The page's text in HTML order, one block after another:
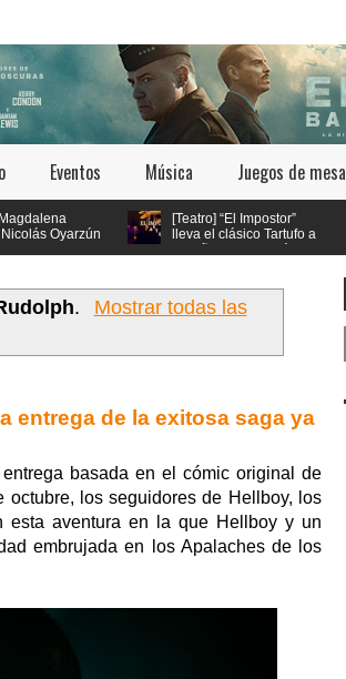
Eventos Música Juegos de mesa
Oyarzún
[Teatro] “El Impostor”
lleva el clásico Tartufo a
.
Mostrar todas las
entrega de la exitosa saga ya
entrega basada en el cómic original de
los seguidores de Hellboy, los
esta aventura en la que Hellboy y un
embrujada en los Apalaches de los